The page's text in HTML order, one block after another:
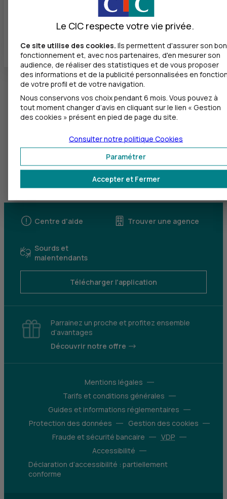
Centre d'aide Trouver une agence
Sourds et
malentendants
Télécharger l'application
Parrainez un proche et profitez ensemble
d’avantages
Découvrir notre offre
Mentions légales
Tarifs et conditions générales
Guides et informations réglementaires
Protection des données
Gestion des cookies
Fraude et sécurité bancaire
VDP
Accessibilité
Déclaration d’accessibilité : partiellement
conforme
Le CIC respecte votre vie privée.
Ce site utilise des cookies. Ils permettent d'assurer son bon
fonctionnement et, avec nos partenaires, d'en mesurer son
audience, de réaliser des statistiques et de vous proposer
des informations et de la publicité personnalisées en
de votre profil et de votre navigation.
Nous conservons vos choix pendant 6 mois. Vous pouvez à
tout moment changer d’avis en cliquant sur le lien « Gestion
des cookies » présent en pied de page du site.
Accepter et Fermer
Paramétrer
Consulter notre politique Cookies